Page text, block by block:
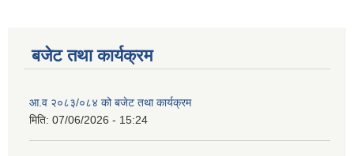
बजेट तथा कार्यक्रम
आ.व २०८३/०८४ को बजेट तथा कार्यक्रम
मिति: 07/06/2026 - 15:24